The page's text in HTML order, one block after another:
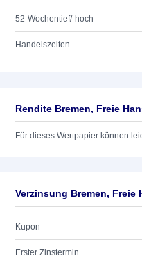
52-Wochentief/-hoch
Handelszeiten
Rendite Bremen, Freie
Für dieses Wertpapier können
Verzinsung Bremen, Freie
Kupon
Erster Zinstermin